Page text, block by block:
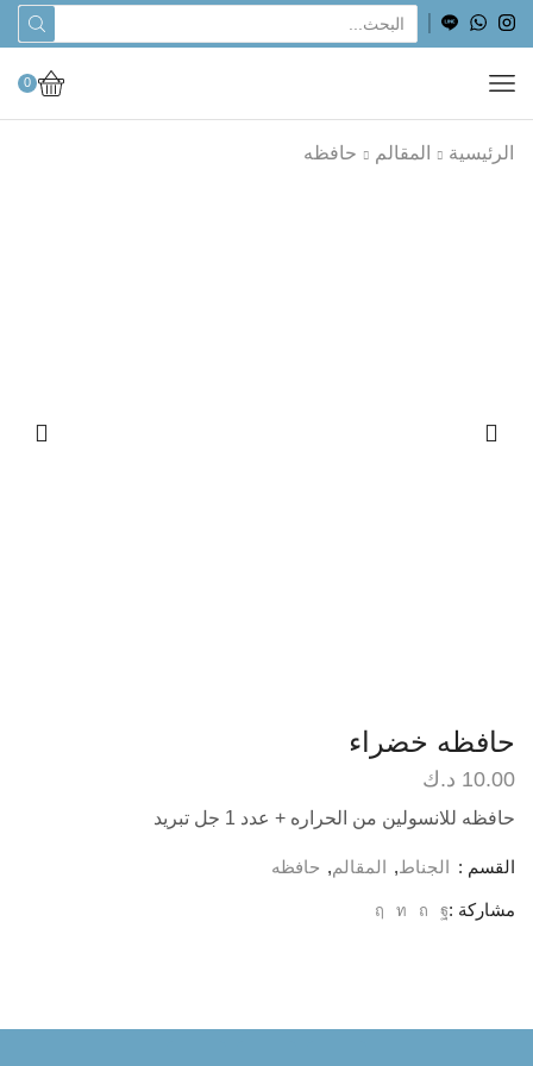
0
الرئيسية المقالم حافظه
حافظه خضراء
10.00 د.ك
حافظه للانسولين من الحراره + عدد 1 جل تبريد
القسم : الجناط, المقالم, حافظه
مشاركة :